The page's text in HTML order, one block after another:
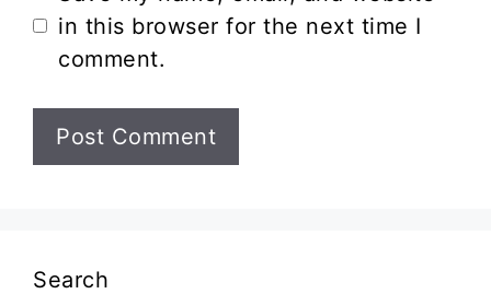
in this browser for the next time I
comment.
Search